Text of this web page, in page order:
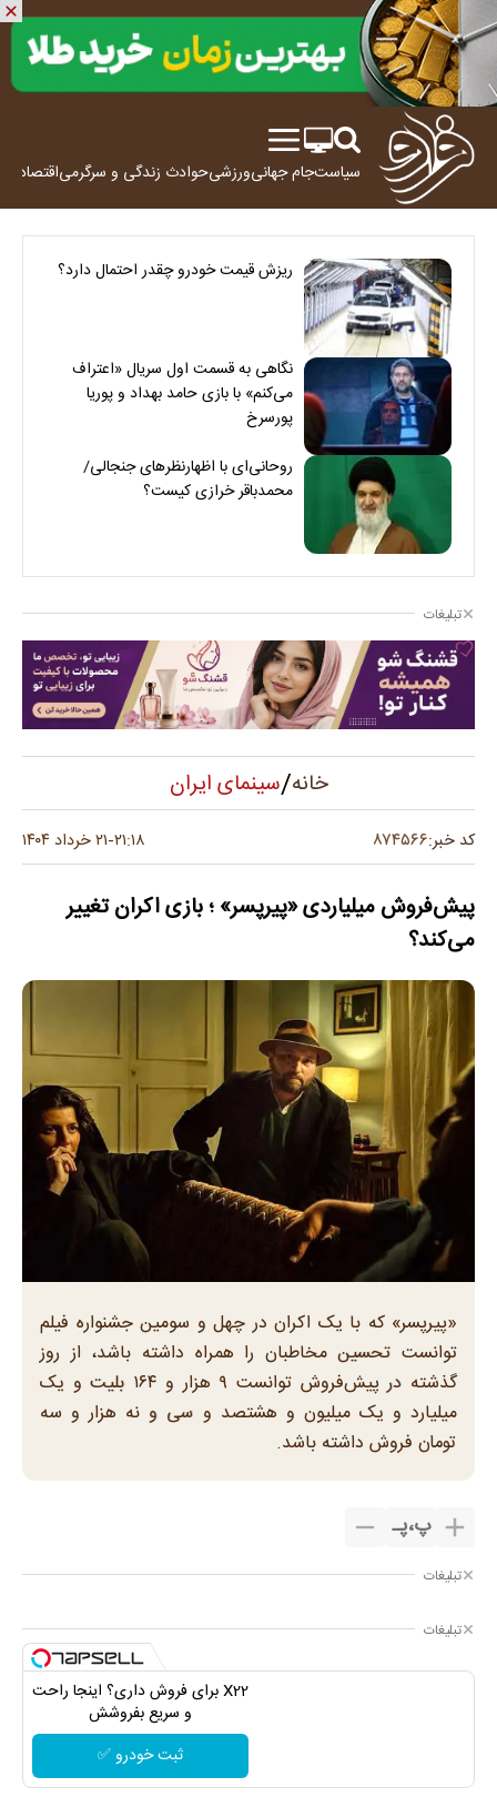
سیاستجام جهانیورزشیحوادث زندگی و سرگرمیاقتصاد
ریزش قیمت خودرو چقدر احتمال دارد؟
نگاهی به قسمت اول سریال «اعتراف
می‌کنم» با بازی حامد بهداد و پوریا
پورسرخ
روحانی‌ای با اظهارنظرهای جنجالی/
محمدباقر خرازی کیست؟
تبلیغات
خانه/سینمای ایران
کد خبر:۸۷۴۵۶۶ ۲۱:۱۸-۲۱ خرداد ۱۴۰۴
پیش‌فروش میلیاردی «پیرپسر» ؛ بازی اکران تغییر
می‌کند؟
«پیرپسر» که با یک اکران در چهل و سومین جشنواره فیلم
توانست تحسین مخاطبان را همراه داشته باشد، از روز
گذشته در پیش‌فروش توانست ۹ هزار و ۱۶۴ بلیت و یک
میلیارد و یک میلیون و هشتصد و سی و نه هزار و سه
تومان فروش داشته باشد.
پ،پـ
تبلیغات
تبلیغات
X22 برای فروش داری؟ اینجا راحت
و سریع بفروشش
ثبت خودرو ✅